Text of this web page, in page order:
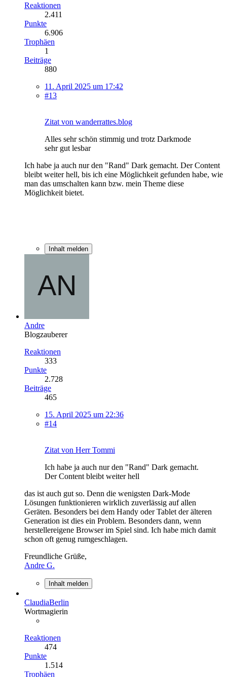
Reaktionen
2.411
Punkte
6.906
Trophäen
1
Beiträge
880
11. April 2025 um 17:42
#13
Zitat von wanderrattes.blog
Alles sehr schön stimmig und trotz Darkmode
sehr gut lesbar
Ich habe ja auch nur den "Rand" Dark gemacht. Der Content
bleibt weiter hell, bis ich eine Möglichkeit gefunden habe, wie
man das umschalten kann bzw. mein Theme diese
Möglichkeit bietet.
Inhalt melden
Andre
Blogzauberer
Reaktionen
333
Punkte
2.728
Beiträge
465
15. April 2025 um 22:36
#14
Zitat von Herr Tommi
Ich habe ja auch nur den "Rand" Dark gemacht.
Der Content bleibt weiter hell
das ist auch gut so. Denn die wenigsten Dark-Mode
Lösungen funktionieren wirklich zuverlässig auf allen
Geräten. Besonders bei dem Handy oder Tablet der älteren
Generation ist dies ein Problem. Besonders dann, wenn
herstellereigene Browser im Spiel sind. Ich habe mich damit
schon oft genug rumgeschlagen.
Freundliche Grüße,
Andre G.
Inhalt melden
ClaudiaBerlin
Wortmagierin
Reaktionen
474
Punkte
1.514
Trophäen